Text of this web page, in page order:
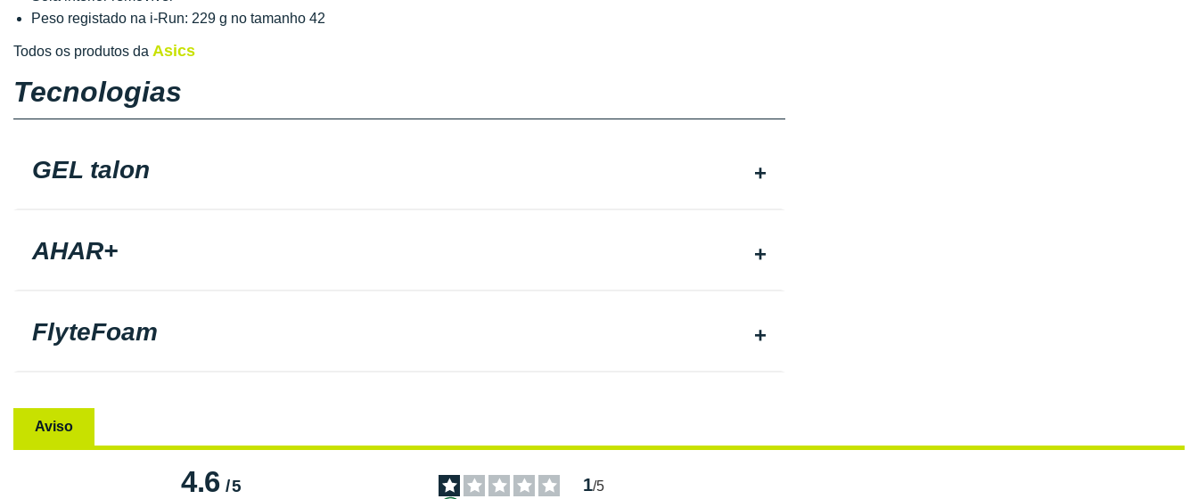
Peso registado na i-Run: 229 g no tamanho 42
Todos os produtos da Asics
Tecnologias
GEL talon
AHAR+
FlyteFoam
Aviso
4.6/5 1/5